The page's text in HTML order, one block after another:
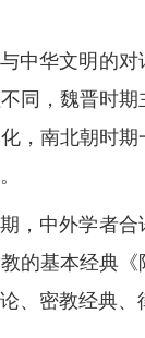
中华文明的对
同，魏晋时
，南北朝时期
，中外学者
的基本经典
、密教经典、